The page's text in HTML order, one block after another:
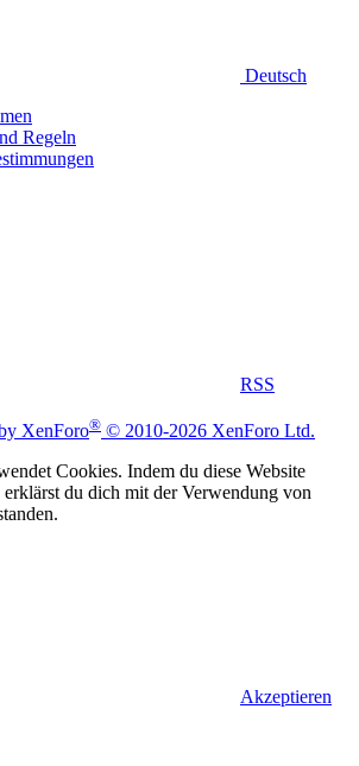
Deutsch
Regeln
RSS
XenForo® © 2010-2026 XenForo Ltd.
Cookies. Indem du diese Website
du dich mit der Verwendung von
Akzeptieren